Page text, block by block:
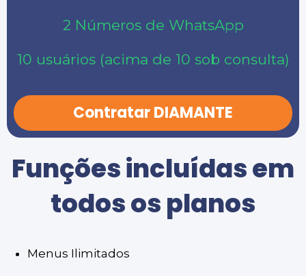
2 Números de WhatsApp
10 usuários (acima de 10 sob consulta)
Contratar DIAMANTE
Funções incluídas em
todos os planos
Menus Ilimitados